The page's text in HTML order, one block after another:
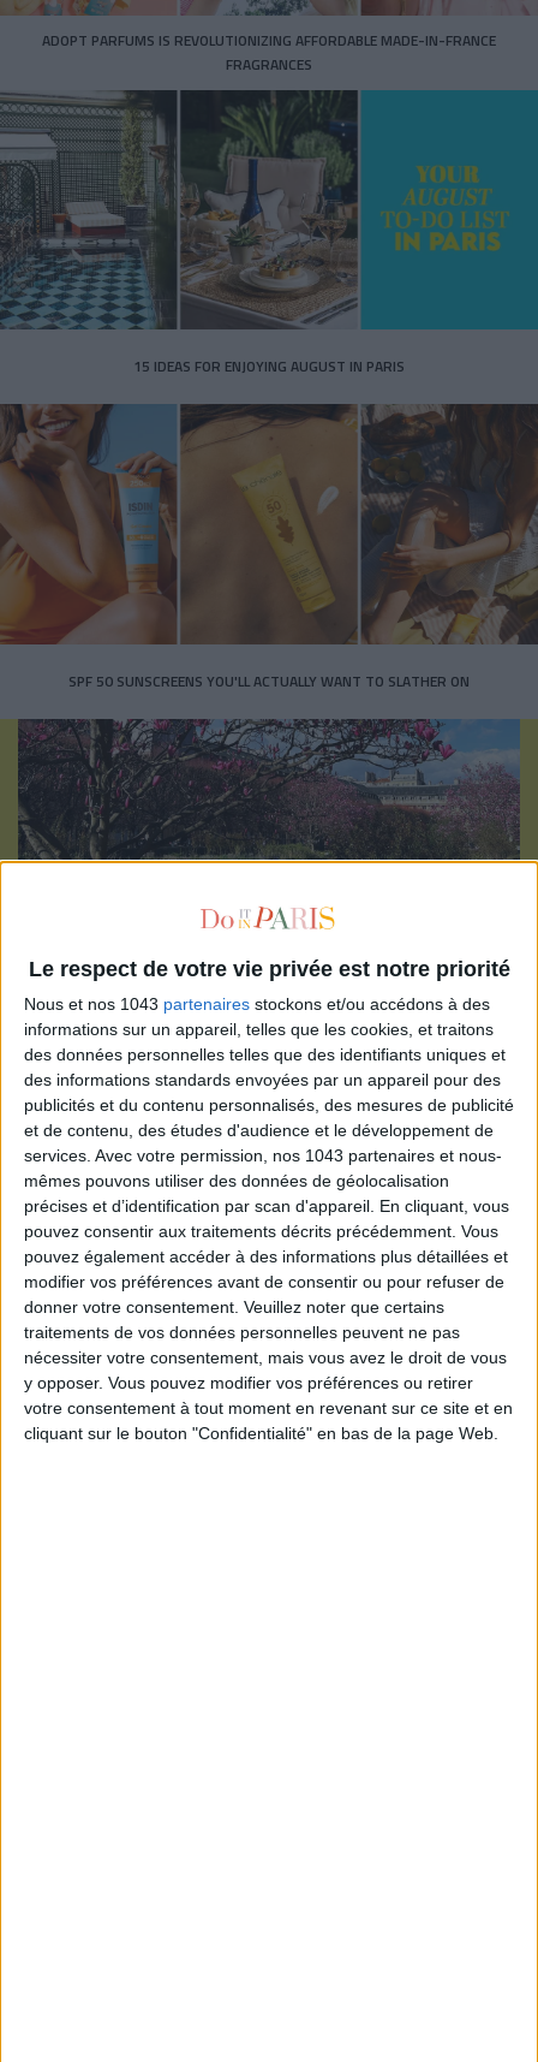
Le respect de votre vie privée est notre priorité
Nous et nos 1043 partenaires stockons et/ou accédons à des
informations sur un appareil, telles que les cookies, et traitons
des données personnelles telles que des identifiants uniques et
des informations standards envoyées par un appareil pour des
publicités et du contenu personnalisés, des mesures de publicité
et de contenu, des études d'audience et le développement de
services. Avec votre permission, nos 1043 partenaires et nous-
mêmes pouvons utiliser des données de géolocalisation
précises et d’identification par scan d'appareil. En cliquant, vous
pouvez consentir aux traitements décrits précédemment. Vous
pouvez également accéder à des informations plus détaillées et
modifier vos préférences avant de consentir ou pour refuser de
donner votre consentement. Veuillez noter que certains
traitements de vos données personnelles peuvent ne pas
nécessiter votre consentement, mais vous avez le droit de vous
y opposer. Vous pouvez modifier vos préférences ou retirer
votre consentement à tout moment en revenant sur ce site et en
cliquant sur le bouton "Confidentialité" en bas de la page Web.
ADOPT PARFUMS IS REVOLUTIONIZING AFFORDABLE MADE-IN-FRANCE
FRAGRANCES
15 IDEAS FOR ENJOYING AUGUST IN PARIS
SPF 50 SUNSCREENS YOU'LL ACTUALLY WANT TO SLATHER ON
Subscribe for our newsletter
SUBSCRIBE
THE BEST HOTELS FOR A SPA AND GASTRONOMY WEEKEND